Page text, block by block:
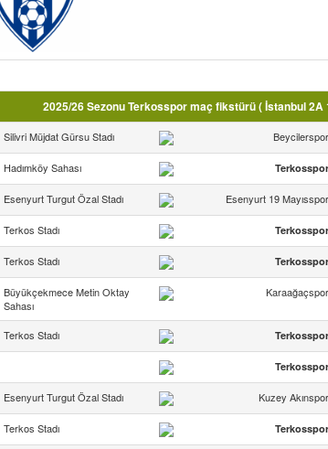
2025/26 Sezonu Terkosspor maç fikstürü ( İstanbul 2A
Silivri Müjdat Gürsu Stadı Beycilerspor
Hadımköy Sahası Terkosspor
Esenyurt Turgut Özal Stadı Esenyurt 19 Mayısspor
Terkos Stadı Terkosspor
Terkos Stadı Terkosspor
Büyükçekmece Metin Oktay
Sahası
Karaağaçspor
Terkos Stadı Terkosspor
Terkosspor
Esenyurt Turgut Özal Stadı Kuzey Akınspor
Terkos Stadı Terkosspor